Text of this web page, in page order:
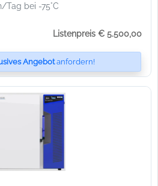
Tag bei -75°C
Listenpreis € 5.500,00
Angebotanfordern!